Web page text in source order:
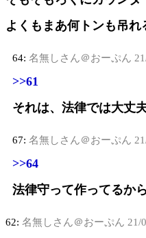
よくもまあ何トンも吊
64: 名無しさん＠おーぷん
>>61
それは、法律では大丈
67: 名無しさん＠おーぷん
>>64
法律守って作ってるか
62: 名無しさん＠おーぷん 21/